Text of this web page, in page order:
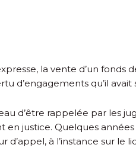
la vente d’un
d’engagements qu’il
d’être rappelée par les
en justice. Quelques
d’appel, à l’instance sur